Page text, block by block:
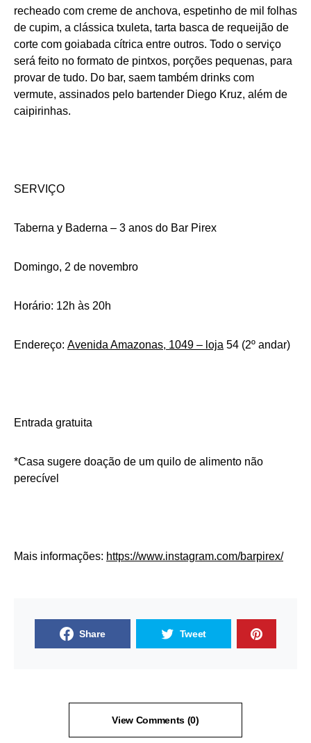
recheado com creme de anchova, espetinho de mil folhas
de cupim, a clássica txuleta, tarta basca de requeijão de
corte com goiabada cítrica entre outros. Todo o serviço
será feito no formato de pintxos, porções pequenas, para
provar de tudo. Do bar, saem também drinks com
vermute, assinados pelo bartender Diego Kruz, além de
caipirinhas.
SERVIÇO
Taberna y Baderna – 3 anos do Bar Pirex
Domingo, 2 de novembro
Horário: 12h às 20h
Endereço: Avenida Amazonas, 1049 – loja 54 (2º andar)
Entrada gratuita
*Casa sugere doação de um quilo de alimento não
perecível
Mais informações: https://www.instagram.com/barpirex/
Share Tweet
View Comments (0)